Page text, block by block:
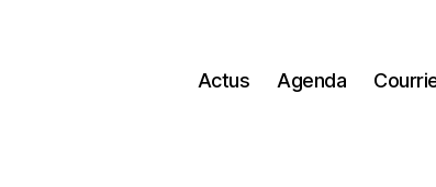
Actus Agenda